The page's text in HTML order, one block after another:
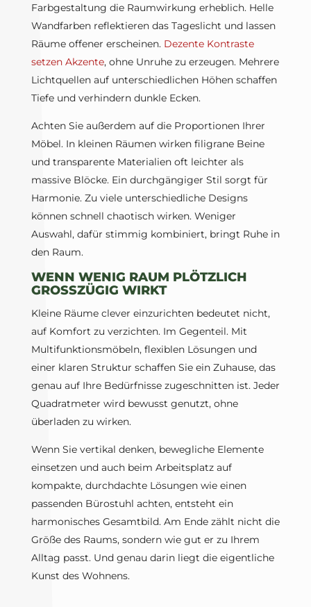
Farbgestaltung die Raumwirkung erheblich. Helle
Wandfarben reflektieren das Tageslicht und lassen
Räume offener erscheinen. Dezente Kontraste
setzen Akzente, ohne Unruhe zu erzeugen. Mehrere
Lichtquellen auf unterschiedlichen Höhen schaffen
Tiefe und verhindern dunkle Ecken.
Achten Sie außerdem auf die Proportionen Ihrer
Möbel. In kleinen Räumen wirken filigrane Beine
und transparente Materialien oft leichter als
massive Blöcke. Ein durchgängiger Stil sorgt für
Harmonie. Zu viele unterschiedliche Designs
können schnell chaotisch wirken. Weniger
Auswahl, dafür stimmig kombiniert, bringt Ruhe in
den Raum.
WENN WENIG RAUM PLÖTZLICH
GROSSZÜGIG WIRKT
Kleine Räume clever einzurichten bedeutet nicht,
auf Komfort zu verzichten. Im Gegenteil. Mit
Multifunktionsmöbeln, flexiblen Lösungen und
einer klaren Struktur schaffen Sie ein Zuhause, das
genau auf Ihre Bedürfnisse zugeschnitten ist. Jeder
Quadratmeter wird bewusst genutzt, ohne
überladen zu wirken.
Wenn Sie vertikal denken, bewegliche Elemente
einsetzen und auch beim Arbeitsplatz auf
kompakte, durchdachte Lösungen wie einen
passenden Bürostuhl achten, entsteht ein
harmonisches Gesamtbild. Am Ende zählt nicht die
Größe des Raums, sondern wie gut er zu Ihrem
Alltag passt. Und genau darin liegt die eigentliche
Kunst des Wohnens.